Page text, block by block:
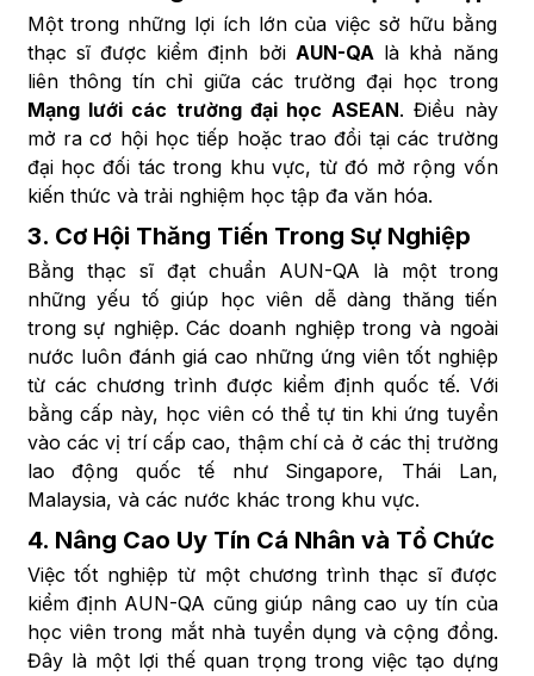
Một trong những lợi ích lớn của việc sở hữu bằng
thạc sĩ được kiểm định bởi AUN-QAlà khả năng
liên thông tín chỉ giữa các trường đại học trong
Mạng lưới các trường đại học ASEAN. Điều này
mở ra cơ hội học tiếp hoặc trao đổi tại các trường
đại học đối tác trong khu vực, từ đó mở rộng vốn
kiến thức và trải nghiệm học tập đa văn hóa.
3. Cơ Hội Thăng Tiến Trong Sự Nghiệp
Bằng thạc sĩ đạt chuẩn AUN-QA là một trong
những yếu tố giúp học viên dễ dàng thăng tiến
trong sự nghiệp. Các doanh nghiệp trong và ngoài
nước luôn đánh giá cao những ứng viên tốt nghiệp
từ các chương trình được kiểm định quốc tế. Với
bằng cấp này, học viên có thể tự tin khi ứng tuyển
vào các vị trí cấp cao, thậm chí cả ở các thị trường
lao động quốc tế như Singapore, Thái Lan,
Malaysia, và các nước khác trong khu vực.
4. Nâng Cao Uy Tín Cá Nhân và Tổ Chức
Việc tốt nghiệp từ một chương trình thạc sĩ được
kiểm định AUN-QA cũng giúp nâng cao uy tín của
học viên trong mắt nhà tuyển dụng và cộng đồng.
Đây là một lợi thế quan trọng trong việc tạo dựng